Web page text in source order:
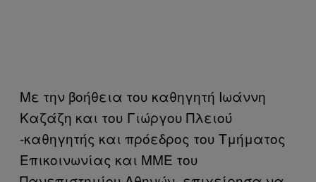
Με την βοήθεια του καθηγητή Ιωάννη
Καζάζη και του Γιώργου Πλειού
-καθηγητής και πρόεδρος του Τμήματος
Επικοινωνίας και ΜΜΕ του